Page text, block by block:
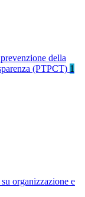
della
(PTPCT) 1
organizzazione e